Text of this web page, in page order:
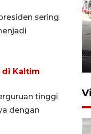
sering
di Kaltim
tinggi
dengan
Prince